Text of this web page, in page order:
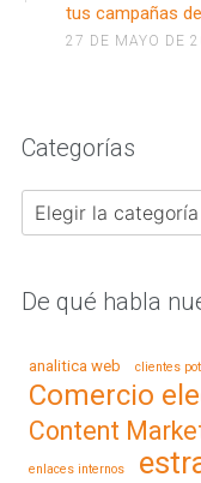
tus campañas
27 DE MAYO DE
Categorías
Categorías
De qué habla
analitica web clientes
Comercio
Content
enlaces internos